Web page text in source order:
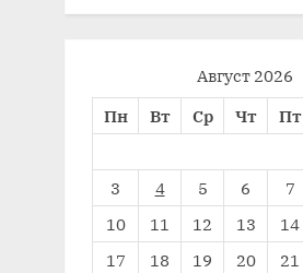
Август 2026
Пн
Вт Ср Чт Пт
3
4 5 6 7
10
11 12 13 14
17
18 19 20 21